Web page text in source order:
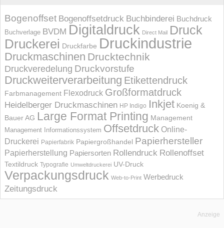
Bogenoffset Bogenoffsetdruck Buchbinderei Buchdruck
Buchverlage BVDM Digitaldruck Direct Mail Druck
Druckerei Druckfarbe Druckindustrie
Druckmaschinen Drucktechnik
Druckveredelung Druckvorstufe
Druckweiterverarbeitung Etikettendruck
Farbmanagement Flexodruck Großformatdruck
Heidelberger Druckmaschinen HP Indigo Inkjet Koenig &
Bauer AG Large Format Printing Management
Management Informations­system Offsetdruck Online-
Druckerei Papierfabrik Papiergroßhandel Papierhersteller
Papierherstellung Papiersorten Rollendruck Rollenoffset
Textildruck Typografie Umweltdruckerei UV-Druck
Verpackungsdruck Web-to-Print Werbedruck
Zeitungsdruck
Anzeige